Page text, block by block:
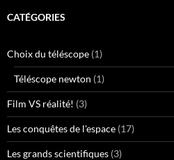
CATÉGORIES
Choix du téléscope (1)
Téléscope newton (1)
Film VS réalité! (3)
Les conquêtes de l'espace (17)
Les grands scientifiques (3)